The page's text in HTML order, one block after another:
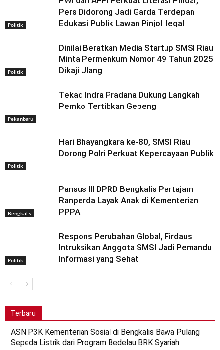
Politik
Pers Didorong Jadi Garda Terdepan
Edukasi Publik Lawan Pinjol Ilegal
Politik
Dinilai Beratkan Media Startup SMSI Riau
Minta Permenkum Nomor 49 Tahun 2025
Dikaji Ulang
Pekanbaru
Tekad Indra Pradana Dukung Langkah
Pemko Tertibkan Gepeng
Politik
Hari Bhayangkara ke-80, SMSI Riau
Dorong Polri Perkuat Kepercayaan Publik
Bengkalis
Pansus III DPRD Bengkalis Pertajam
Ranperda Layak Anak di Kementerian
PPPA
Politik
Respons Perubahan Global, Firdaus
Intruksikan Anggota SMSI Jadi Pemandu
Informasi yang Sehat
Terbaru
ASN P3K Kementerian Sosial di Bengkalis Bawa Pulang
Sepeda Listrik dari Program Bedelau BRK Syariah